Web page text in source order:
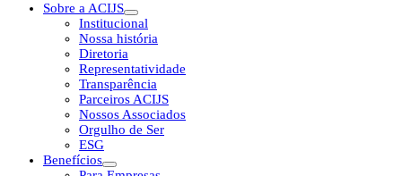
Sobre a ACIJS
Institucional
Nossa história
Diretoria
Representatividade
Transparência
Parceiros ACIJS
Nossos Associados
Orgulho de Ser
ESG
Benefícios